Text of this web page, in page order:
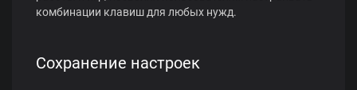
комбинации клавиш для любых нужд.
Сохранение настроек